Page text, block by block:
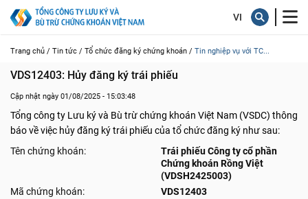
Trang chủ / Tin tức / Tổ chức đăng ký chứng khoán / Tin nghiệp vụ với TC...
VDS12403: Hủy đăng ký trái phiếu
Cập nhật ngày 01/08/2025 - 15:03:48
Tổng công ty Lưu ký và Bù trừ chứng khoán Việt Nam (VSDC) thông
báo về việc hủy đăng ký trái phiếu của tổ chức đăng ký như sau:
Tên chứng khoán:
Trái phiếu Công ty cổ phần
Chứng khoán Rồng Việt
(VDSH2425003)
Mã chứng khoán:
VDS12403